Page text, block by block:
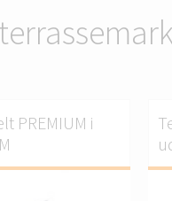
PREMIUM i